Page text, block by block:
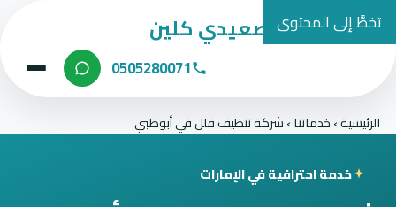
تخطَّ إلى المحتوى
شركة الصعيدي كلين
0505280071
الرئيسية›خدماتنا›شركة تنظيف فلل في أبوظبي
خدمة احترافية في الإمارات